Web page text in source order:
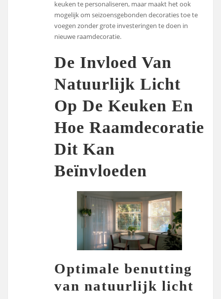
keuken te personaliseren, maar maakt het ook
mogelijk om seizoensgebonden decoraties toe te
voegen zonder grote investeringen te doen in
nieuwe raamdecoratie.
De Invloed Van
Natuurlijk Licht
Op De Keuken En
Hoe Raamdecoratie
Dit Kan
Beïnvloeden
Optimale benutting
van natuurlijk licht